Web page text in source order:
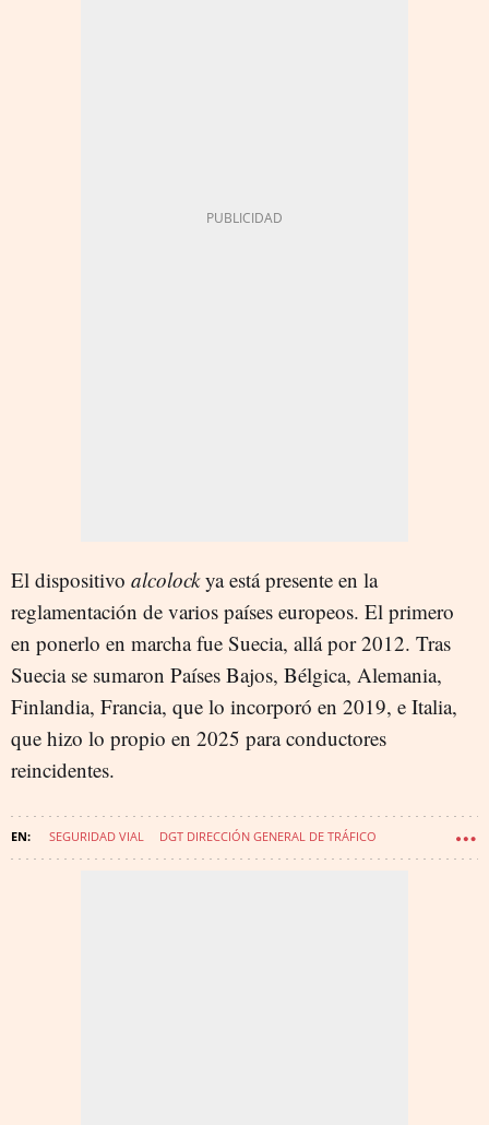
El dispositivo alcolockya está presente en la
reglamentación de varios países europeos. El primero
en ponerlo en marcha fue Suecia, allá por 2012. Tras
Suecia se sumaron Países Bajos, Bélgica, Alemania,
Finlandia, Francia, que lo incorporó en 2019, e Italia,
que hizo lo propio en 2025 para conductores
reincidentes.
SEGURIDAD VIAL DGT DIRECCIÓN GENERAL DE TRÁFICO